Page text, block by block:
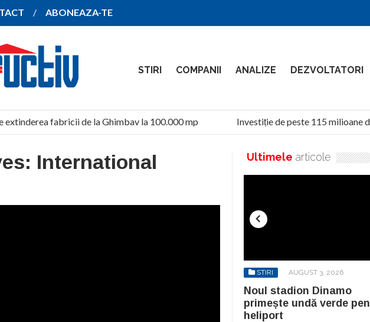
ABONEAZA-TE
STIRI COMPANII ANALIZE DEZVOLTATORI
fabricii de la Ghimbav la 100.000 mp Investiție de peste 115 milioane
International
Ultimele articole
STIRI AUGUST 3, 2026
Noul stadion Dinamo
primește undă verde
heliport